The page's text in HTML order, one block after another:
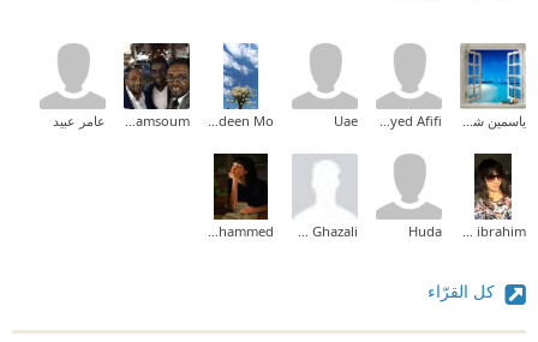
ياسمين شرف Haytham Sayed Afifi
Uae
Nadeen Mo.
Adel Samsoum عامر عبيد
sarah ibrahim
Huda
Momen Ghazali
Shaima Mohammed
كل القرّاء